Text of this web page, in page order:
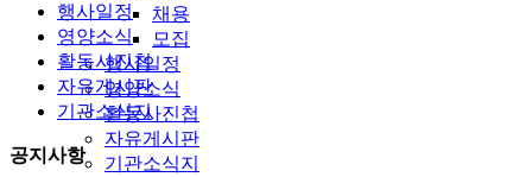
채용
모집
행사일정
영양소식
활동사진첩
자유게시판
기관소식지
행사일정
영양소식
활동사진첩
자유게시판
기관소식지
공지사항